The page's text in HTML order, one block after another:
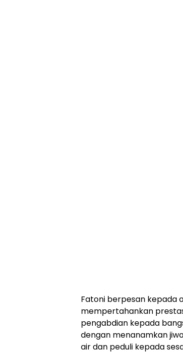
Fatoni berpesan kepada
mempertahankan
pengabdian kepada
dengan menanamkan
air dan peduli kepada